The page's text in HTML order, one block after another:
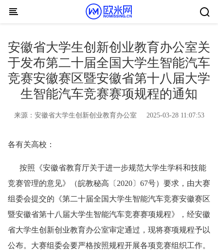
Skip to content
安徽省大学生创新创业教育办公室关
于发布第二十届全国大学生智能汽车
竞赛安徽赛区暨安徽省第十八届大学
生智能汽车竞赛赛项规程的通知
来源： 安徽省大学生创新创业教育办公室 2025-03-28 11:07:53
各有关高校：
按照《安徽省教育厅关于进一步规范大学生学科和技能
竞赛管理的意见》（皖教秘高〔2020〕67号）要求，由大赛
组委会提交的《第二十届全国大学生智能汽车竞赛安徽赛区
暨安徽省第十八届大学生智能汽车竞赛赛项规程》，经安徽
省大学生创新创业教育办公室审定通过，现将赛项规程予以
公布。大赛组委会要严格按照规程开展各项竞赛组织工作。